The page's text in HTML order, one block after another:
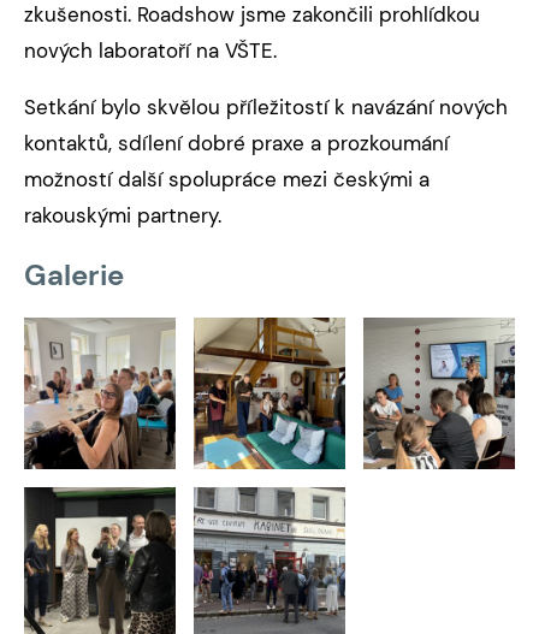
zkušenosti. Roadshow jsme zakončili prohlídkou
nových laboratoří na VŠTE.
Setkání bylo skvělou příležitostí k navázání nových
kontaktů, sdílení dobré praxe a prozkoumání
možností další spolupráce mezi českými a
rakouskými partnery.
Galerie